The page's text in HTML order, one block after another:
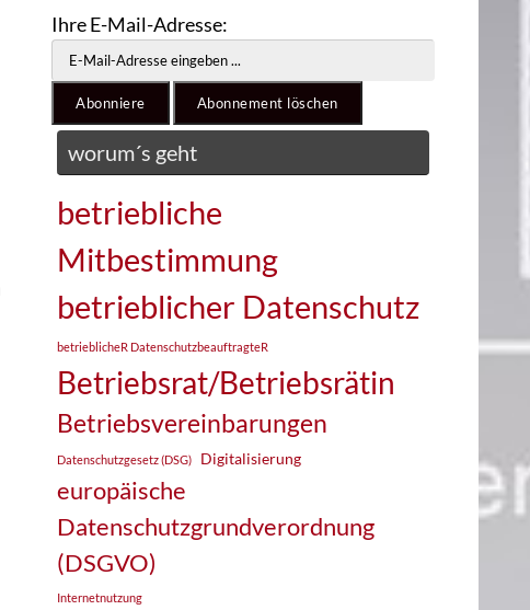
Ihre E-Mail-Adresse:
worum´s geht
betriebliche
Mitbestimmung
betrieblicher Datenschutz
betrieblicheR DatenschutzbeauftragteR
Betriebsrat/Betriebsrätin
Betriebsvereinbarungen
Datenschutzgesetz (DSG) Digitalisierung
europäische
Datenschutzgrundverordnung
(DSGVO)
Internetnutzung